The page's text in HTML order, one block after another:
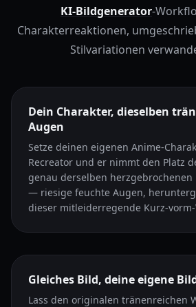
KI-Bildgenerator-
Charakterreaktionen,
Stilvariationen
Dein Charakter, dieselben
Augen
Setze deinen eigenen Anime-
Recreator und er nimmt den Platz
genau derselben herzgebrochenen
— riesige feuchte Augen,
dieser mitleiderregende Kurz-
Gleiches Bild, deine eigene
Lass den originalen tränenreichen